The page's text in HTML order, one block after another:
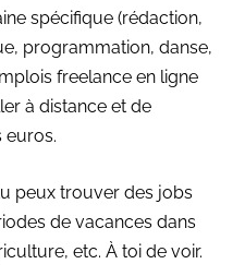
spécifique (rédaction,
programmation, danse,
freelance en ligne
à distance et de
euros.
peux trouver des jobs
de vacances dans
etc. À toi de voir.